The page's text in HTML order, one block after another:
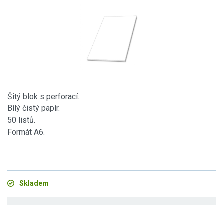
Šitý blok s perforací.
Bílý čistý papír.
50 listů.
Formát A6.
Skladem